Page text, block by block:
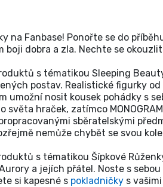
na Fanbase! Ponořte se do
boji dobra a zla. Nechte se
s tématikou Sleeping
postav. Realistické figurky
umožní nosit kousek pohádky s
světa hraček, zatímco
sběratelskými
nemůže chybět se svou
s tématikou Šípkové
a jejích přátel. Noste s sebou
si kapesné s pokladničky s